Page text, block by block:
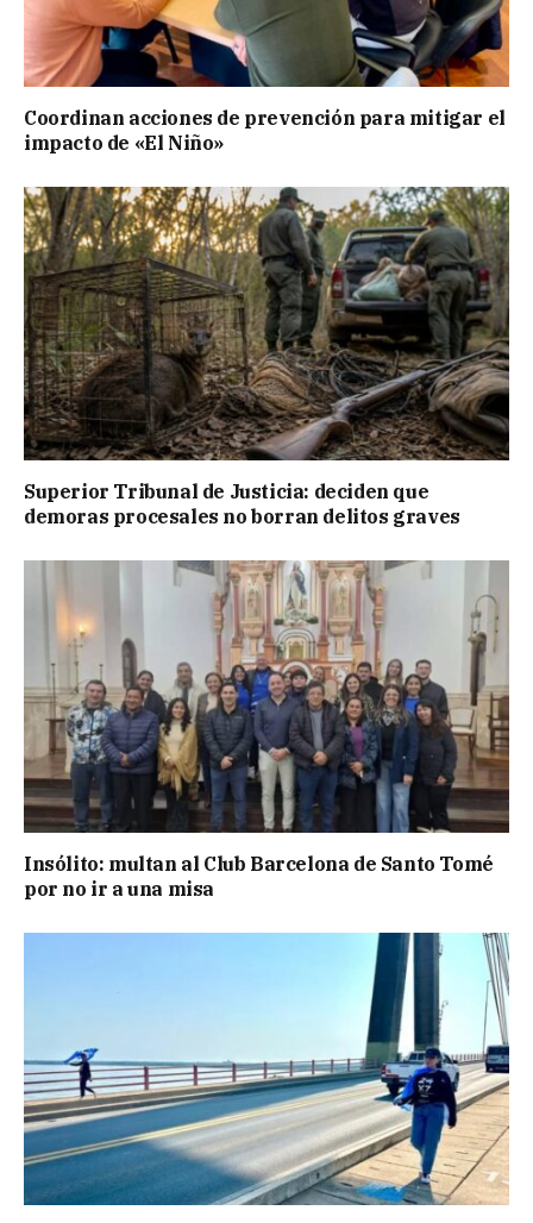
Coordinan acciones de prevención para mitigar el
impacto de «El Niño»
Superior Tribunal de Justicia: deciden que
demoras procesales no borran delitos graves
Insólito: multan al Club Barcelona de Santo Tomé
por no ir a una misa